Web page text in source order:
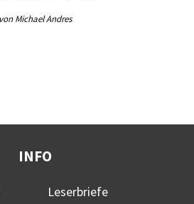
von Michael Andres
INFO
Leserbriefe